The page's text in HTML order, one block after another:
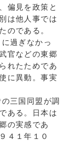
偏見を政策と
は他人事では
のである。
過ぎなかっ
官などの東郷
れたためであ
に異動。事実
三国同盟が調
ある。日本は
の実感であ
４１年１０